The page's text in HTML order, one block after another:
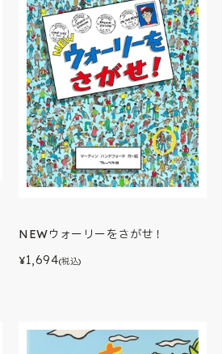
NEWウォーリーをさがせ！
¥1,694(税込)